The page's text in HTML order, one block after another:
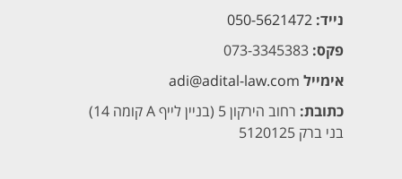
נייד: 050-5621472
פקס:
אימייל adi@adital-law.com
כתובת: רחוב הירקון 5 (בניין לייף A קומה 14)
בני ברק 5120125